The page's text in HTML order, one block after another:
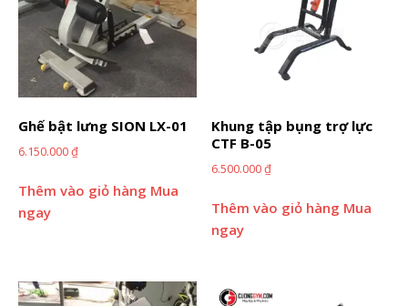
Ghế bật lưng SION LX-01
6.150.000₫
Thêm vào giỏ hàng Mua
ngay
Khung tập bụng trợ lực
CTF B-05
6.500.000₫
Thêm vào giỏ hàng Mua
ngay